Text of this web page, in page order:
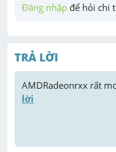
Đăng nhập để hỏi chi
TRẢ LỜI
AMDRadeonrxx rất
lời